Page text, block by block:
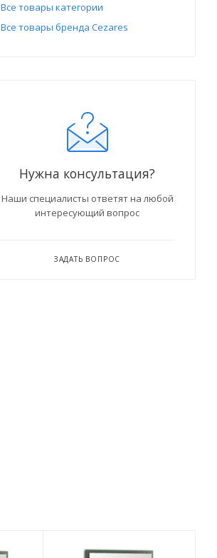
Все товары категории
Все товары бренда Cezares
Нужна консультация?
Наши специалисты ответят на любой
интересующий вопрос
ЗАДАТЬ ВОПРОС